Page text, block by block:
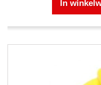
In